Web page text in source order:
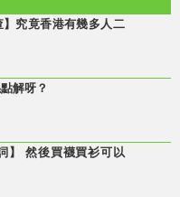
】究竟香港有幾多人二
解呀？
】 然後買襪買衫可以